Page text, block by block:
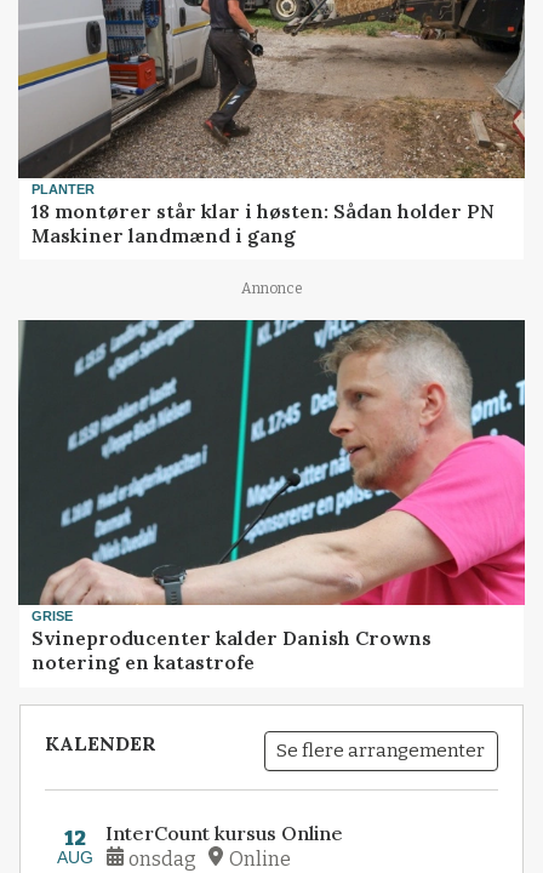
PLANTER
18 montører står klar i høsten: Sådan holder PN
Maskiner landmænd i gang
Annonce
GRISE
Svineproducenter kalder Danish Crowns
notering en katastrofe
KALENDER Se flere arrangementer
12
AUG
InterCount kursus Online
onsdag Online